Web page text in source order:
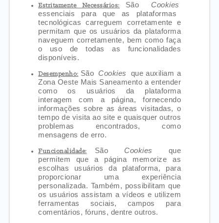
Estritamente Necessários: São
Cookies
essenciais para que as plataformas
tecnológicas carreguem corretamente e
permitam que os usuários da plataforma
naveguem corretamente, bem como faça
o uso de todas as funcionalidades
disponíveis.
Desempenho: São Cookies
que auxiliam a
Zona Oeste Mais Saneamento a entender
como os usuários da plataforma
interagem com a página, fornecendo
informações sobre as áreas visitadas, o
tempo de visita ao site e quaisquer outros
problemas encontrados, como
mensagens de erro.
Funcionalidade: São Cookies
que
permitem que a página memorize as
escolhas usuários da plataforma, para
proporcionar uma experiência
personalizada. Também, possibilitam que
os usuários assistam a vídeos e utilizem
ferramentas sociais, campos para
comentários, fóruns, dentre outros.